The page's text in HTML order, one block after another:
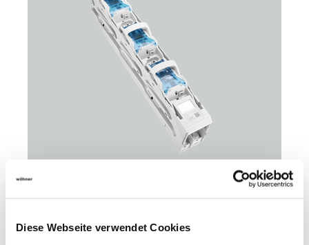
Diese Webseite verwendet Cookies
QUADRON 185Power